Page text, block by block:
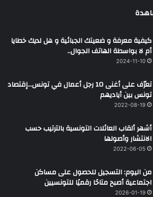
كيفية معرفة و ضعيتك الجبائية و هل لديك خطايا
أم لا بواسطة الهاتف الجوال..
2024-11-10
تعرّف على أغنى 10 رجل أعمال في تونس…إقتصاد
تونس بين أياديهم
2022-08-19
أشهر ألقاب العائلات التونسية بالترتيب حسب
الانتشار وأصولها
2022-06-05
من اليوم: التسجيل للحصول على مساكن
اجتماعية أصبح متاحًا رقميًا للتونسيين
2026-01-19